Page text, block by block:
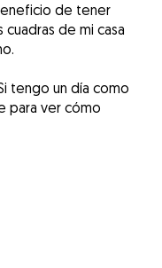
de tener
de mi casa
tengo un día como
para ver cómo